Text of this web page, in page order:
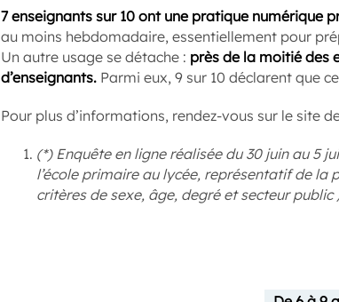
7 enseignants sur 10 ont une pratique numérique
au moins hebdomadaire, essentiellement pour
Un autre usage se détache : près de la moitié des
d’enseignants. Parmi eux, 9 sur 10 déclarent que
Pour plus d’informations, rendez-vous sur le site
(*) Enquête en ligne réalisée du 30 juin au 5
l’école primaire au lycée, représentatif de
critères de sexe, âge, degré et secteur